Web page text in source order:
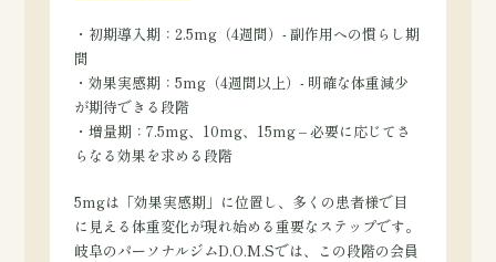
・初期導入期：2.5mg（4週間）- 副作用への慣らし期
間
・効果実感期：5mg（4週間以上）- 明確な体重減少
が期待できる段階
・増量期：7.5mg、10mg、15mg – 必要に応じてさ
らなる効果を求める段階
5mgは「効果実感期」に位置し、多くの患者様で目
に見える体重変化が現れ始める重要なステップです。
岐阜のパーソナルジムD.O.M.Sでは、この段階の会員